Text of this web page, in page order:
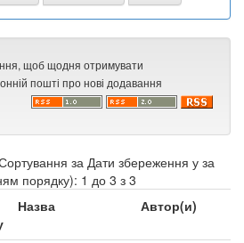
щоб щодня отримувати
пошті про нові додавання
за Дати збереження у за
порядку): 1 до 3 з 3
Назва Автор(и)